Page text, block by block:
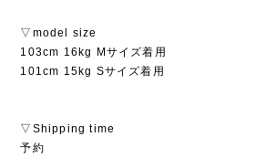
▽model size
103cm 16kg Mサイズ着用
101cm 15kg Sサイズ着用
▽Shipping time
予約